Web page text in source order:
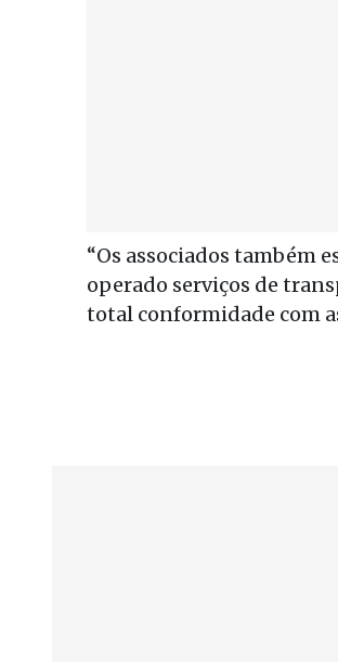
“Os associados também
operado serviços de
total conformidade com